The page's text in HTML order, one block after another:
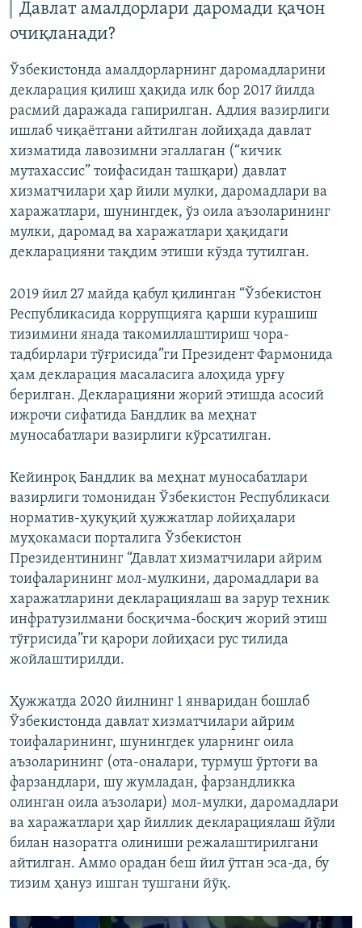
Давлат амалдорлари даромади қачон
очиқланади?
Ўзбекистонда амалдорларнинг даромадларини
декларация қилиш ҳақида илк бор 2017 йилда
расмий даражада гапирилган. Адлия вазирлиги
ишлаб чиқаётгани айтилган лойиҳада давлат
хизматида лавозимни эгаллаган (“кичик
мутахассис” тоифасидан ташқари) давлат
хизматчилари ҳар йили мулки, даромадлари ва
харажатлари, шунингдек, ўз оила аъзоларининг
мулки, даромад ва харажатлари ҳақидаги
декларацияни тақдим этиши кўзда тутилган.
2019 йил 27 майда қабул қилинган “Ўзбекистон
Республикасида коррупцияга қарши курашиш
тизимини янада такомиллаштириш чора-
тадбирлари тўғрисида”ги Президент Фармонида
ҳам декларация масаласига алоҳида урғу
берилган. Декларацияни жорий этишда асосий
ижрочи сифатида Бандлик ва меҳнат
муносабатлари вазирлиги кўрсатилган.
Кейинроқ Бандлик ва меҳнат муносабатлари
вазирлиги томонидан Ўзбекистон Республикаси
норматив-ҳуқуқий ҳужжатлар лойиҳалари
муҳокамаси порталига Ўзбекистон
Президентининг “Давлат хизматчилари айрим
тоифаларининг мол-мулкини, даромадлари ва
харажатларини декларациялаш ва зарур техник
инфратузилмани босқичма-босқич жорий этиш
тўғрисида”ги қарори лойиҳаси рус тилида
жойлаштирилди.
Ҳужжатда 2020 йилнинг 1 январидан бошлаб
Ўзбекистонда давлат хизматчилари айрим
тоифаларининг, шунингдек уларнинг оила
аъзоларининг (ота-оналари, турмуш ўртоғи ва
фарзандлари, шу жумладан, фарзандликка
олинган оила аъзолари) мол-мулки, даромадлари
ва харажатлари ҳар йиллик декларациялаш йўли
билан назоратга олиниши режалаштирилгани
айтилган. Аммо орадан беш йил ўтган эса-да, бу
тизим ҳануз ишган тушгани йўқ.